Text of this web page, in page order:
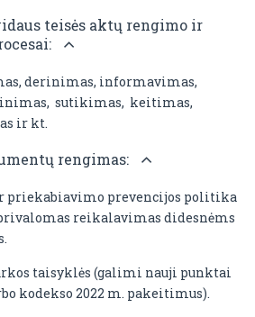
teisės aktų rengimo ir
derinimas, informavimas,
sutikimas, keitimas,
ir kt.
rengimas:
priekabiavimo prevencijos politika
reikalavimas didesnėms
taisyklės (galimi nauji punktai
kodekso 2022 m. pakeitimus).